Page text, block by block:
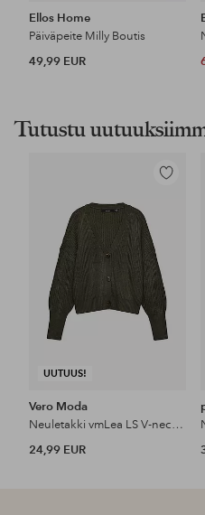
Ellos Home
Päiväpeite Milly Boutis
49,99 EUR
Tutustu
UUTUUS!
Lisää
Vero Moda
Neuletakki vmLea LS V-neck Cuff Cardigan
24,99 EUR